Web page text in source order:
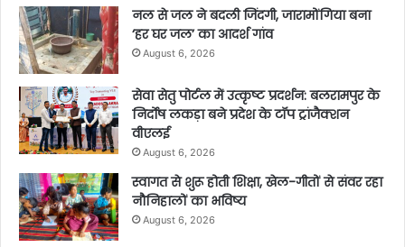
नल से जल ने बदली जिंदगी, जारामोंगिया बना
‘हर घर जल’ का आदर्श गांव
August 6, 2026
सेवा सेतु पोर्टल में उत्कृष्ट प्रदर्शन: बलरामपुर के
निर्दोष लकड़ा बने प्रदेश के टॉप ट्रांजैक्शन
वीएलई
August 6, 2026
स्वागत से शुरू होती शिक्षा, खेल-गीतों से संवर रहा
नौनिहालों का भविष्य
August 6, 2026